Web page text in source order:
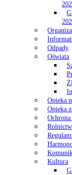
Odpady
Oświata
Opieka
Opieka
Kultura